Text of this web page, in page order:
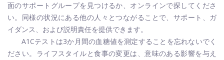
面のサポートグループを見つけるか、オンラインで探してくださ
い。同様の状況にある他の人々とつながることで、サポート、ガ
イダンス、および説明責任を提供できます。
A1Cテストは3か月間の血糖値を測定することを忘れないでく
ださい。ライフスタイルと食事の変更は、意味のある影響を与え